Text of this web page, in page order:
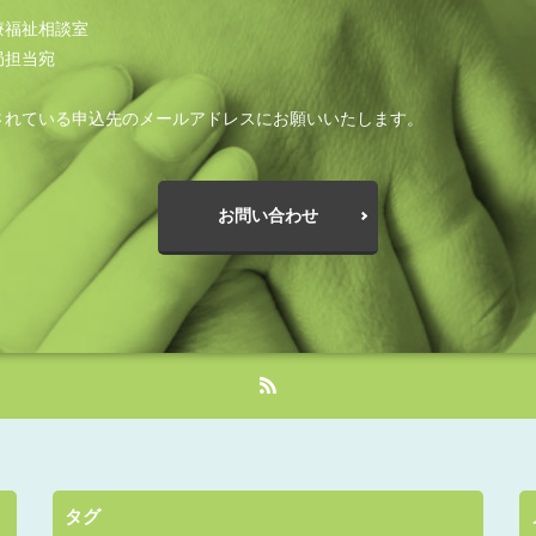
祉相談室
当宛
ている申込先のメールアドレスにお願いいたします。
お問い合わせ
タグ